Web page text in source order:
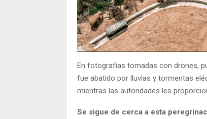
En fotografías tomadas con drones,
fue abatido por lluvias y tormentas
mientras las autoridades les
Se sigue de cerca a esta